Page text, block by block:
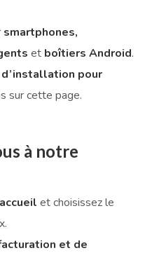
smartphones,
et boîtiers Android.
pour
sur cette page.
à notre
et choisissez le
et de